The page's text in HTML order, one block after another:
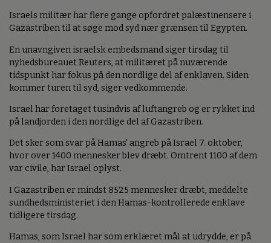
Israels militær har flere gange opfordret palæstinensere i
Gazastriben til at søge mod syd nær grænsen til Egypten.
En unavngiven israelsk embedsmand siger tirsdag til
nyhedsbureauet Reuters, at militæret på nuværende
tidspunkt har fokus på den nordlige del af enklaven. Siden
kommer turen til syd, siger vedkommende.
Israel har foretaget tusindvis af luftangreb og er rykket ind
på landjorden i den nordlige del af Gazastriben.
Det sker som svar på Hamas' angreb på Israel 7. oktober,
hvor over 1400 mennesker blev dræbt. Omtrent 1100 af dem
var civile, har Israel oplyst.
I Gazastriben er mindst 8525 mennesker dræbt, meddelte
sundhedsministeriet i den Hamas-kontrollerede enklave
tidligere tirsdag.
Hamas, som Israel har som erklæret mål at udrydde, er på